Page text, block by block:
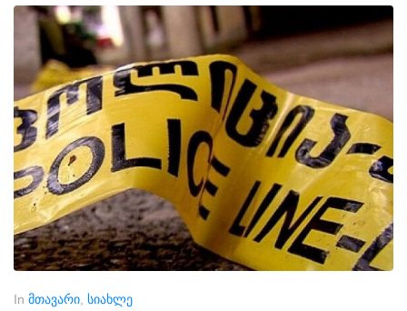
In მთავარი, სიახლე